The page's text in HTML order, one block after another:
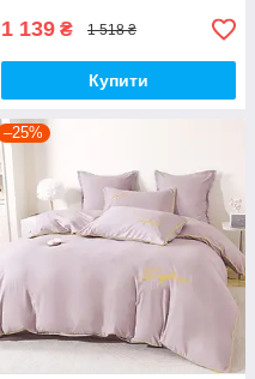
1 139 ₴ 1 518 ₴
Купити
–25%